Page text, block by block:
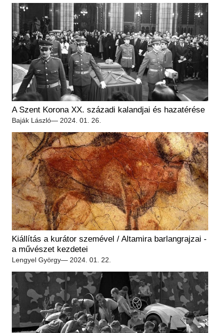
A Szent Korona XX. századi kalandjai és hazatérése
Baják László— 2024. 01. 26.
Kiállítás a kurátor szemével / Altamira barlangrajzai -
a művészet kezdetei
Lengyel György— 2024. 01. 22.